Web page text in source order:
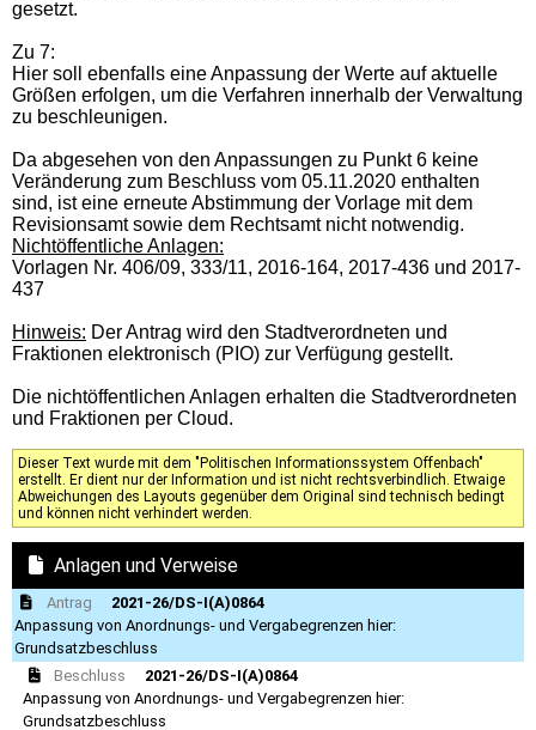
gesetzt.
Zu 7:
Hier soll ebenfalls eine Anpassung der Werte auf aktuelle
Größen erfolgen, um die Verfahren innerhalb der Verwaltung
zu beschleunigen.
Da abgesehen von den Anpassungen zu Punkt 6 keine
Veränderung zum Beschluss vom 05.11.2020 enthalten
sind, ist eine erneute Abstimmung der Vorlage mit dem
Revisionsamt sowie dem Rechtsamt nicht notwendig.
Nichtöffentliche Anlagen:
Vorlagen Nr. 406/09, 333/11, 2016-164, 2017-436 und 2017-
437
Hinweis: Der Antrag wird den Stadtverordneten und
Fraktionen elektronisch (PIO) zur Verfügung gestellt.
Die nichtöffentlichen Anlagen erhalten die Stadtverordneten
und Fraktionen per Cloud.
Dieser Text wurde mit dem "Politischen Informationssystem Offenbach"
erstellt. Er dient nur der Information und ist nicht rechtsverbindlich. Etwaige
Abweichungen des Layouts gegenüber dem Original sind technisch bedingt
und können nicht verhindert werden.
Anlagen und Verweise
Antrag
2021-26/DS-I(A)0864
Anpassung von Anordnungs- und Vergabegrenzen hier:
Grundsatzbeschluss
Beschluss
2021-26/DS-I(A)0864
Anpassung von Anordnungs- und Vergabegrenzen hier:
Grundsatzbeschluss